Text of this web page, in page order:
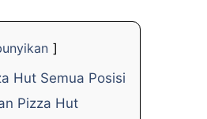
Hut Semua Posisi
Pizza Hut